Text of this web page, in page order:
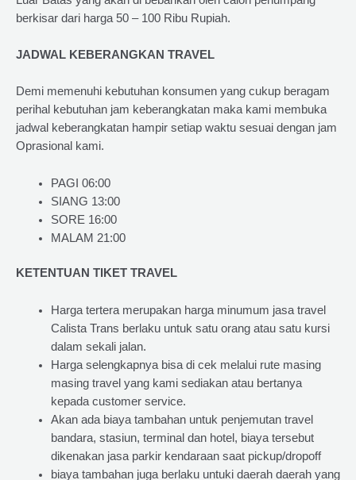
berkisar dari harga 50 – 100 Ribu Rupiah.
JADWAL KEBERANGKAN TRAVEL
Demi memenuhi kebutuhan konsumen yang cukup beragam
perihal kebutuhan jam keberangkatan maka kami membuka
jadwal keberangkatan hampir setiap waktu sesuai dengan jam
Oprasional kami.
PAGI 06:00
SIANG 13:00
SORE 16:00
MALAM 21:00
KETENTUAN TIKET TRAVEL
Harga tertera merupakan harga minumum jasa travel
Calista Trans berlaku untuk satu orang atau satu kursi
dalam sekali jalan.
Harga selengkapnya bisa di cek melalui rute masing
masing travel yang kami sediakan atau bertanya
kepada customer service.
Akan ada biaya tambahan untuk penjemutan travel
bandara, stasiun, terminal dan hotel, biaya tersebut
dikenakan jasa parkir kendaraan saat pickup/dropoff
biaya tambahan juga berlaku untuki daerah daerah yang